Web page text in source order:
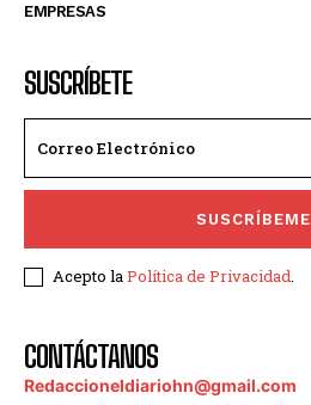
EMPRESAS
SUSCRÍBETE
SUSCRÍBEME
Acepto laPolítica de Privacidad.
CONTÁCTANOS
Redaccioneldiariohn@gmail.com